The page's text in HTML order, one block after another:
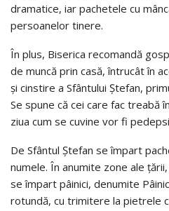
dramatice, iar pachetele cu
persoanelor tinere.
În plus, Biserica recomandă
de muncă prin casă, întrucât în
și cinstire a Sfântului Ștefan,
Se spune că cei care fac treabă
ziua cum se cuvine vor fi
De Sfântul Ștefan se împart
numele. În anumite zone ale
se împart pâinici, denumite
rotundă, cu trimitere la pietrele